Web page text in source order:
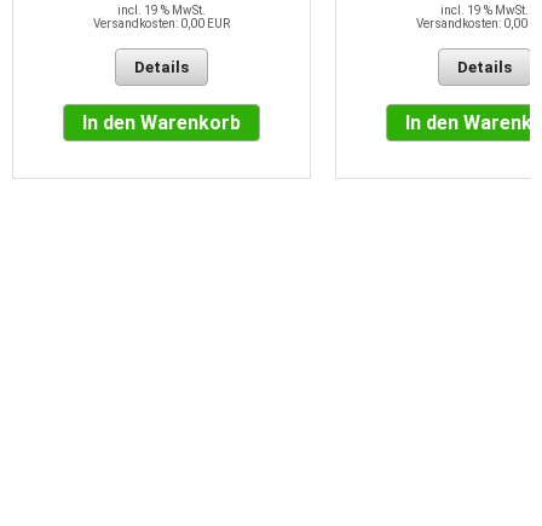
incl. 19 % MwSt.
Versandkosten: 0,00 EUR
Details
In den Warenkorb
incl. 19 % MwSt.
Versandkosten: 0,00
Details
In den